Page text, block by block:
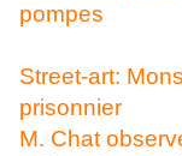
pompes
Street-art:
prisonnier
M. Chat